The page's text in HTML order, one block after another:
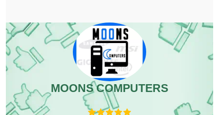
Edecanes
Electricidad y Plomería
MOONS COMPUTERS